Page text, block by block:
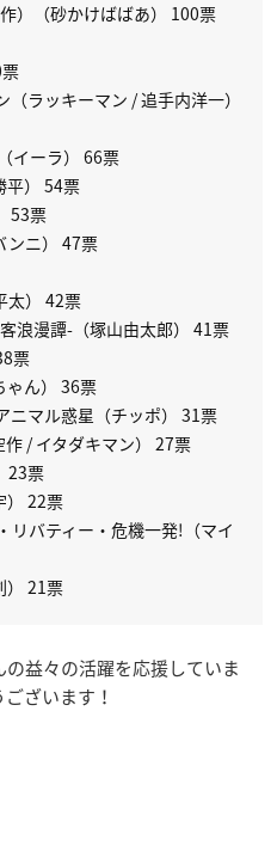
）（砂かけばばあ） 100票
ラッキーマン / 追手内洋一）
イーラ） 66票
平） 54票
53票
ンニ） 47票
太） 42票
浪漫譚-（塚山由太郎） 41票
票
ゃん） 36票
ニマル惑星（チッポ） 31票
/ イタダキマン） 27票
23票
） 22票
リバティー・危機一発!（マイ
） 21票
益々の活躍を応援していま
ざいます！